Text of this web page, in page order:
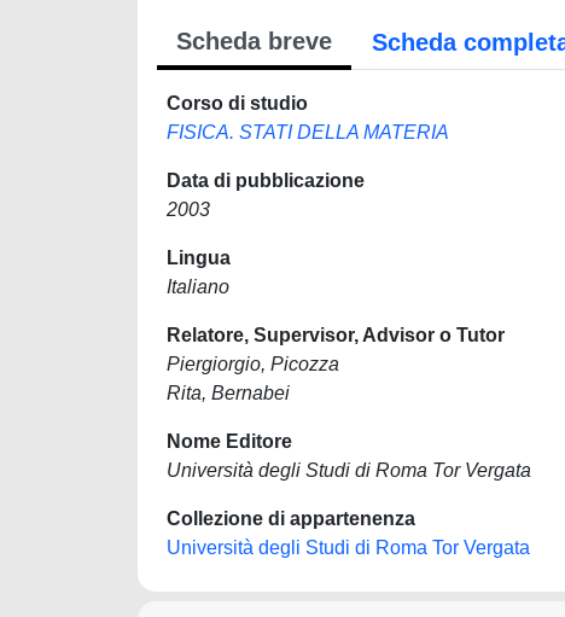
Scheda breve Scheda
Corso di studio
FISICA. STATI DELLA MATERIA
Data di pubblicazione
2003
Lingua
Italiano
Relatore, Supervisor, Advisor o Tutor
Piergiorgio, Picozza
Rita, Bernabei
Nome Editore
Università degli Studi di Roma Tor Vergata
Collezione di appartenenza
Università degli Studi di Roma Tor Vergata